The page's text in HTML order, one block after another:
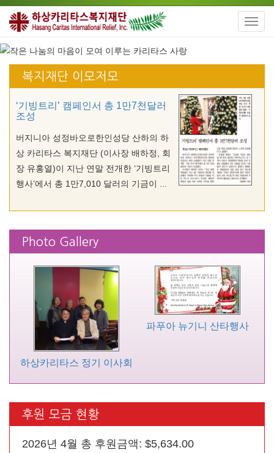
복지재단 이모저모
‘기빙트리’ 캠페인서 총 1만7천달러
조성
버지니아 성정바오로한인성당 산하의 하
상 카리타스 복지재단 (이사장 배하정, 회
장 유홍열)이 지난 연말 전개한 ‘기빙트리
행사’에서 총 1만7,010 달러의 기금이 ...
Photo Gallery
하상카리타스 정기 이사회
파푸아 뉴기니 산타행사
후원 모금 현황
2026년 4월 총 후원금액: $5,634.00